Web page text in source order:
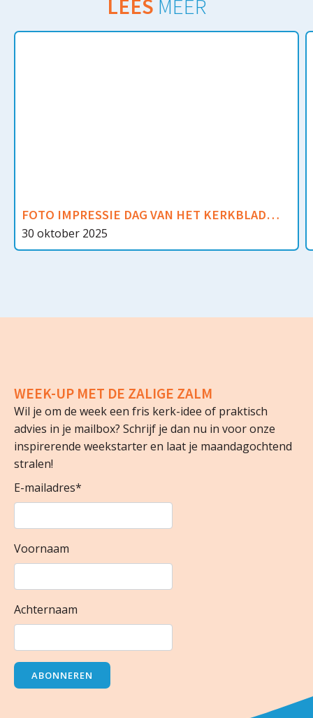
LEES MEER
FOTO IMPRESSIE DAG VAN HET KERKBLAD
2025
30 oktober 2025
WEEK-UP MET DE ZALIGE ZALM
Wil je om de week een fris kerk-idee of praktisch
advies in je mailbox? Schrijf je dan nu in voor onze
inspirerende weekstarter en laat je maandagochtend
stralen!
E-mailadres*
Voornaam
Achternaam
ABONNEREN